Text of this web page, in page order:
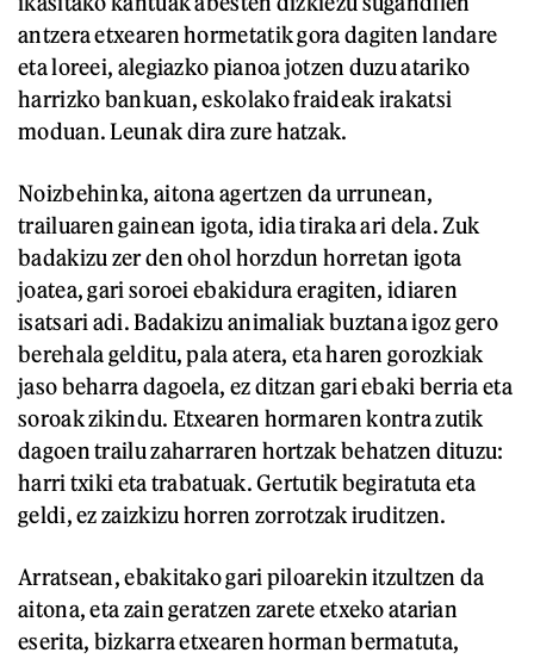
antzera etxearen hormetatik gora dagiten landare
eta loreei, alegiazko pianoa jotzen duzu atariko
harrizko bankuan, eskolako fraideak irakatsi
moduan. Leunak dira zure hatzak.
Noizbehinka, aitona agertzen da urrunean,
trailuaren gainean igota, idia tiraka ari dela. Zuk
badakizu zer den ohol horzdun horretan igota
joatea, gari soroei ebakidura eragiten, idiaren
isatsari adi. Badakizu animaliak buztana igoz gero
berehala gelditu, pala atera, eta haren gorozkiak
jaso beharra dagoela, ez ditzan gari ebaki berria eta
soroak zikindu. Etxearen hormaren kontra zutik
dagoen trailu zaharraren hortzak behatzen dituzu:
harri txiki eta trabatuak. Gertutik begiratuta eta
geldi, ez zaizkizu horren zorrotzak iruditzen.
Arratsean, ebakitako gari piloarekin itzultzen da
aitona, eta zain geratzen zarete etxeko atarian
eserita, bizkarra etxearen horman bermatuta,